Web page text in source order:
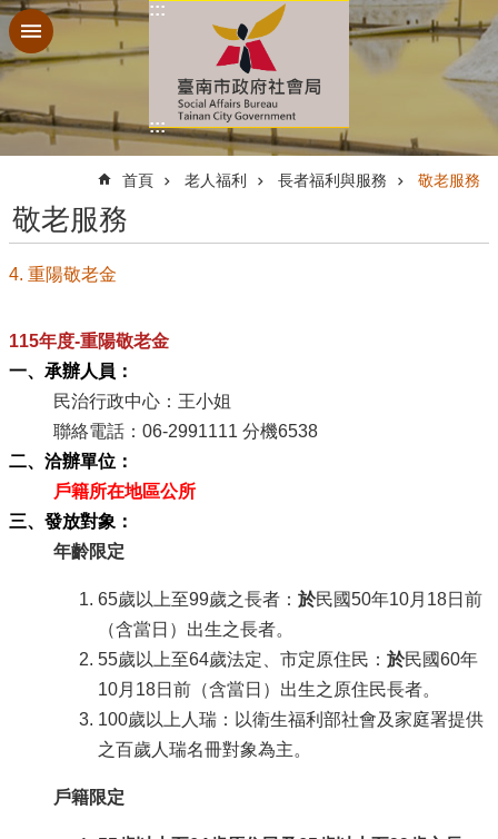
跳到主要內容區塊
:::
:::
首頁 老人福利 長者福利與服務 敬老服務
敬老服務
4. 重陽敬老金
115年度-重陽敬老金
一、承辦人員：
民治行政中心：王小姐
聯絡電話：06-2991111 分機6538
二、洽辦單位：
戶籍所在地區公所
三、發放對象：
年齡限定
65歲以上至99歲之長者： 於民國50年10月18日前
（含當日）出生之長者。
55歲以上至64歲法定、市定原住民： 於民國60年
10月18日前（含當日）出生之原住民長者。
100歲以上人瑞：以衛生福利部社會及家庭署提供
之百歲人瑞名冊對象為主。
戶籍限定